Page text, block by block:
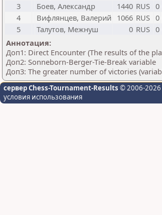
3
Боев, Александр 1440 RUS 0
4
Вифлянцев, Валерий 1066 RUS 0
5
Талутов, Межнуш 0 RUS 0
Аннотация:
Доп1: Direct Encounter (The results of the
Доп2: Sonneborn-Berger-Tie-Break variable
Доп3: The greater number of victories
сервер Chess-Tournament-Results © 2006-2026
условия использования